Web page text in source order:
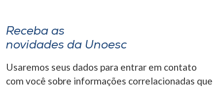
A-
Receba as
novidades da Unoesc
Usaremos seus dados para entrar em contato
com você sobre informações correlacionadas que